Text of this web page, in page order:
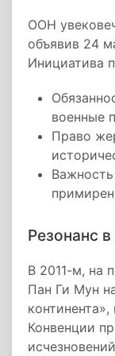
ООН
объявив 24
Инициатива
военные
Право
Резонанс
В 2011-м, на
Пан Ги Мун
Конвенции